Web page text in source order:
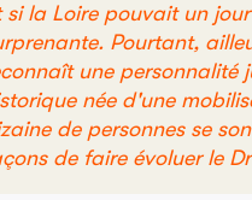
si la Loire pouvait un
Pourtant,
une
née d'une
de personnes se
de faire évoluer le